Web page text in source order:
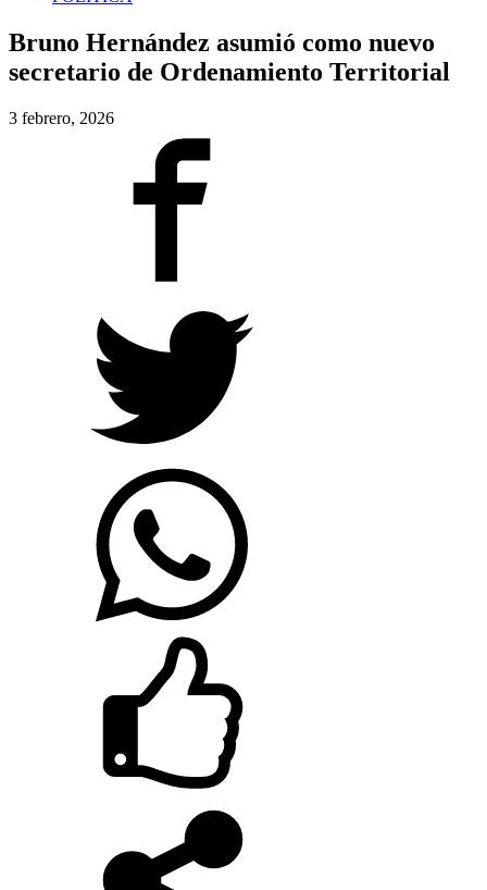
Bruno Hernández asumió como nuevo
secretario de Ordenamiento Territorial
3 febrero, 2026